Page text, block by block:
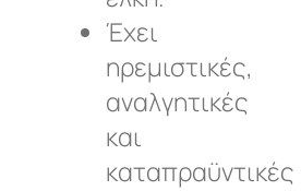
Έχει
ηρεμιστικές,
αναλγητικές
και
καταπραϋντικές